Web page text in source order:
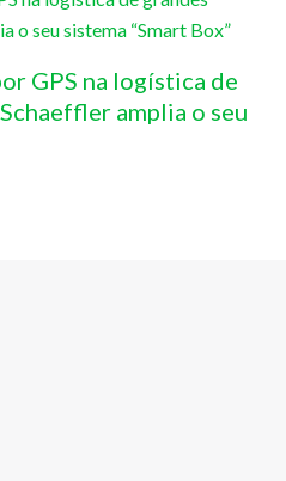
GPS na logística de
amplia o seu